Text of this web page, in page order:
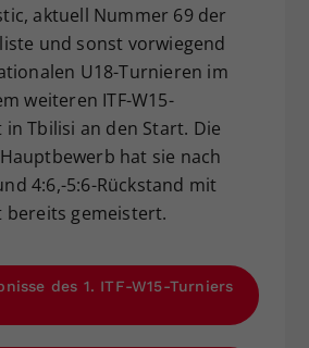
aktuell Nummer 69 der
und sonst vorwiegend
U18-Turnieren im
weiteren ITF-W15-
Tbilisi an den Start. Die
hat sie nach
4:6,-5:6-Rückstand mit
bereits gemeistert.
des 1. ITF-W15-Turniers